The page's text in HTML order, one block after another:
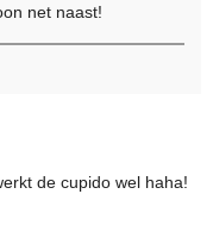
net naast!
de cupido wel haha!